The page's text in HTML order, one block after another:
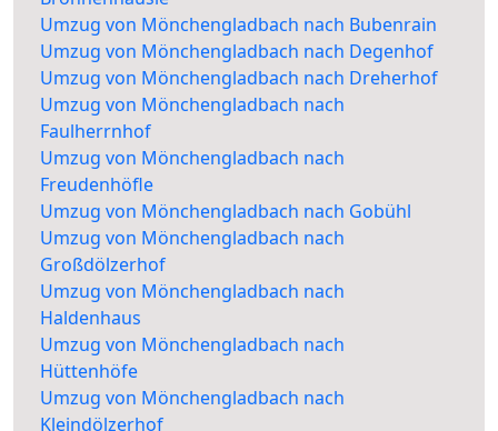
Umzug von Mönchengladbach nach Bubenrain
Umzug von Mönchengladbach nach Degenhof
Umzug von Mönchengladbach nach Dreherhof
Umzug von Mönchengladbach nach
Faulherrnhof
Umzug von Mönchengladbach nach
Freudenhöfle
Umzug von Mönchengladbach nach Gobühl
Umzug von Mönchengladbach nach
Großdölzerhof
Umzug von Mönchengladbach nach
Haldenhaus
Umzug von Mönchengladbach nach
Hüttenhöfe
Umzug von Mönchengladbach nach
Kleindölzerhof